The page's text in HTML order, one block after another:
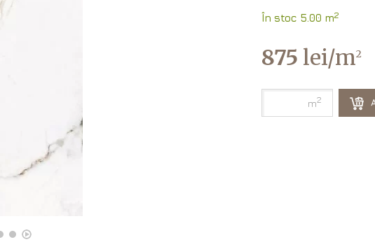
În stoc 5.00 m2
875 lei/m2
m2